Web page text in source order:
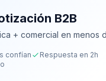
B2B
+ comercial en menos
confían
Respuesta en 2h